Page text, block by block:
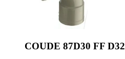
COUDE 87D30 FF D32